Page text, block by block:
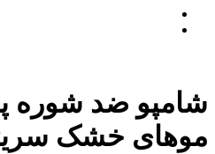
شامپو ضد شوره
موهای خشک